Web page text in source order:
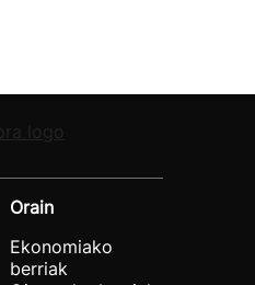
Orain
Ekonomiako
berriak